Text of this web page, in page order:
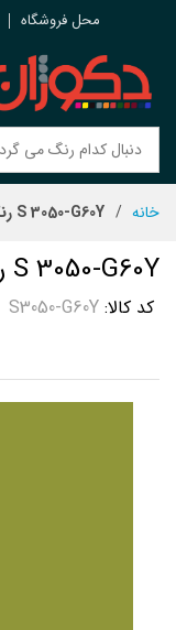
محل فروشگاه
خانه S 3050-G60Y رنگ
S 3050-G60Y رنگ
کد کالا S3050-G60Y